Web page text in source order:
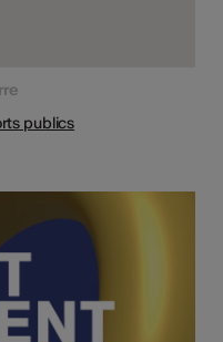
publics